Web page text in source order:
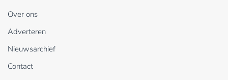
Over ons
Adverteren
Nieuwsarchief
Contact